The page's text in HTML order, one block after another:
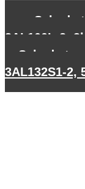
Scheda
3AL100L-2,
Scheda
3AL132S1-2,